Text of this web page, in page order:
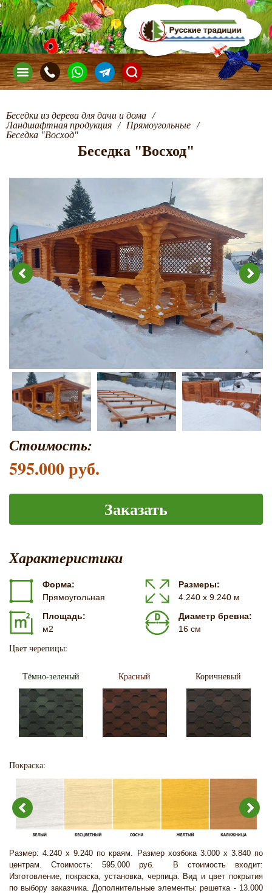
Беседки из дерева для дачи и дома /
Ландшафтная продукция / Прямоугольные /
Беседка "Восход"
Беседка "Восход"
Стоимость:
595.000 руб.
Заказать
Характеристики
Форма:
Прямоугольная
Размеры:
4.240 х 9.240 м
Площадь:
м2
Диаметр бревна:
16 см
Цвет черепицы:
Тёмно-зеленый Красный Коричневый
Покраска:
Размер: 4.240 х 9.240 по краям. Размер хозбока 3.000 х 3.840 по
центрам. Стоимость: 595.000 руб. В стоимость входит:
Изготовление, покраска, установка, черпица. Вид и цвет покрытия
по выбору заказчика. Дополнительные элементы: решетка - 13.000